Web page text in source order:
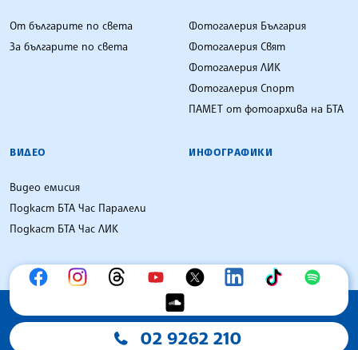
От българите по света
За българите по света
Фотогалерия България
Фотогалерия Свят
Фотогалерия ЛИК
Фотогалерия Спорт
ПАМЕТ от фотоархива на БТА
ВИДЕО
Видео емисия
Подкаст БТА Час Паралели
Подкаст БТА Час ЛИК
ИНФОГРАФИКИ
02 9262 210